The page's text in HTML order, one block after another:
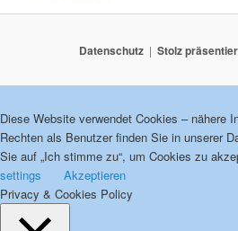
Datenschutz Stolz
Diese Website verwendet Cookies – nähere
Rechten als Benutzer finden Sie in unserer
Sie auf „Ich stimme zu“, um Cookies zu
settings
Akzeptieren
Privacy & Cookies Policy